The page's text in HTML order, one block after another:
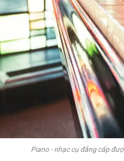
Piano - nhạc cụ đẳng cấp